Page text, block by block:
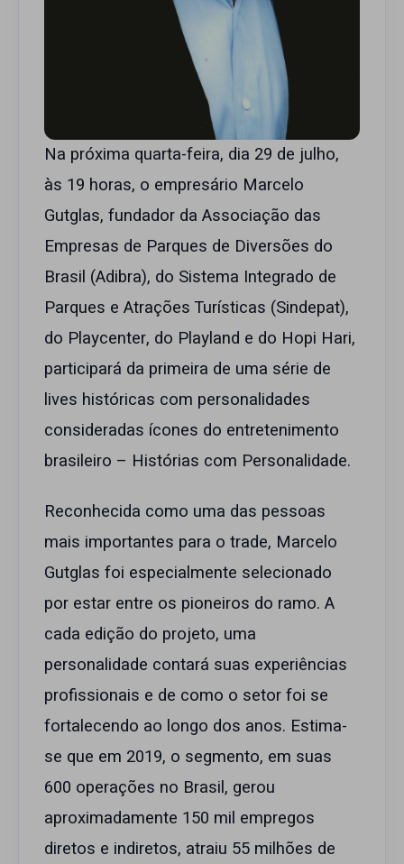
Na próxima quarta-feira, dia 29 de julho,
às 19 horas, o empresário Marcelo
Gutglas, fundador da Associação das
Empresas de Parques de Diversões do
Brasil (Adibra), do Sistema Integrado de
Parques e Atrações Turísticas (Sindepat),
do Playcenter, do Playland e do Hopi Hari,
participará da primeira de uma série de
lives históricas com personalidades
consideradas ícones do entretenimento
brasileiro – Histórias com Personalidade.
Reconhecida como uma das pessoas
mais importantes para o trade, Marcelo
Gutglas foi especialmente selecionado
por estar entre os pioneiros do ramo. A
cada edição do projeto, uma
personalidade contará suas experiências
profissionais e de como o setor foi se
fortalecendo ao longo dos anos. Estima-
se que em 2019, o segmento, em suas
600 operações no Brasil, gerou
aproximadamente 150 mil empregos
diretos e indiretos, atraiu 55 milhões de